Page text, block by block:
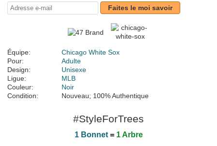
Faites le moi savoir
Équipe:
Chicago White Sox
Pour:
Adulte
Design:
Unisexe
Ligue:
MLB
Couleur:
Noir
Condition:
Nouveau; 100% Authentique
#StyleForTrees
1 Bonnet= 1 Arbre